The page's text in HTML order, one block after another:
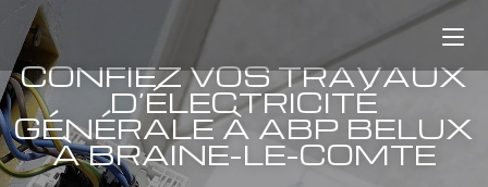
CONFIEZ VOS TRAVAUX
D’ÉLECTRICITÉ
GÉNÉRALE À ABP BELUX
À BRAINE-LE-COMTE